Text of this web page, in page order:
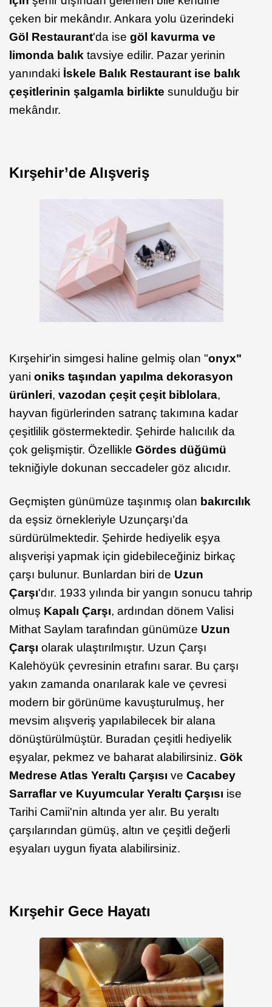
çeken bir mekândır. Ankara yolu üzerindeki
Göl Restaurant'da ise göl kavurma ve
limonda balık tavsiye edilir. Pazar yerinin
yanındaki İskele Balık Restaurant ise balık
çeşitlerinin şalgamla birlikte sunulduğu bir
mekândır.
Kırşehir’de Alışveriş
Kırşehir'in simgesi haline gelmiş olan "onyx"
yani oniks taşından yapılma dekorasyon
ürünleri, vazodan çeşit çeşit biblolara,
hayvan figürlerinden satranç takımına kadar
çeşitlilik göstermektedir. Şehirde halıcılık da
çok gelişmiştir. Özellikle Gördes düğümü
tekniğiyle dokunan seccadeler göz alıcıdır.
Geçmişten günümüze taşınmış olan bakırcılık
da eşsiz örnekleriyle Uzunçarşı’da
sürdürülmektedir. Şehirde hediyelik eşya
alışverişi yapmak için gidebileceğiniz birkaç
çarşı bulunur. Bunlardan biri de Uzun
Çarşı'dır. 1933 yılında bir yangın sonucu tahrip
olmuş Kapalı Çarşı, ardından dönem Valisi
Mithat Saylam tarafından günümüze Uzun
Çarşı olarak ulaştırılmıştır. Uzun Çarşı
Kalehöyük çevresinin etrafını sarar. Bu çarşı
yakın zamanda onarılarak kale ve çevresi
modern bir görünüme kavuşturulmuş, her
mevsim alışveriş yapılabilecek bir alana
dönüştürülmüştür. Buradan çeşitli hediyelik
eşyalar, pekmez ve baharat alabilirsiniz. Gök
Medrese Atlas Yeraltı Çarşısı ve Cacabey
Sarraflar ve Kuyumcular Yeraltı Çarşısı ise
Tarihi Camii'nin altında yer alır. Bu yeraltı
çarşılarından gümüş, altın ve çeşitli değerli
eşyaları uygun fiyata alabilirsiniz.
Kırşehir Gece Hayatı